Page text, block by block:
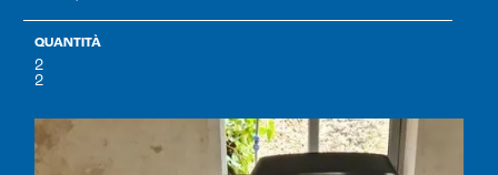
QUANTITÀ
2
2